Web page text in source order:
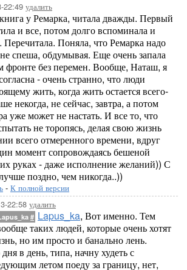
22:49 удалить
у Ремарка, читала дважды. Первый
и все, потом долго вспоминала и
Перечитала. Поняла, что Ремарка надо
спеша, обдумывая. Еще очень запала
фронте без перемен. Вообще, Наташ, я
- очень странно, что люди
жить, когда жить остается всего-
некогда, не сейчас, завтра, а потом
уже может не настать. И все то, что
не торопясь, делая свою жизнь
всего отмеренного времени, вдруг
момент сопровождаясь бешеной
руках - даже исполнение желаний)) С
поздно, чем никогда..))
- К полной версии
22:58 удалить
# Lapus_ka, Вот именно. Тем
таких людей, которые очень хотят
но им просто и банально лень.
в день, типа, начну худеть с
летом поеду за границу, нет,